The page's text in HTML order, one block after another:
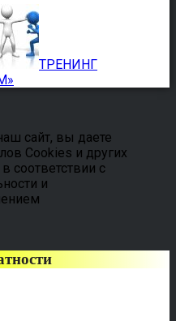
ТРЕНИНГ
сайт, вы даете
Cookies и других
соответствии с
и